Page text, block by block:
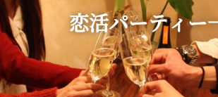
恋活パーティー